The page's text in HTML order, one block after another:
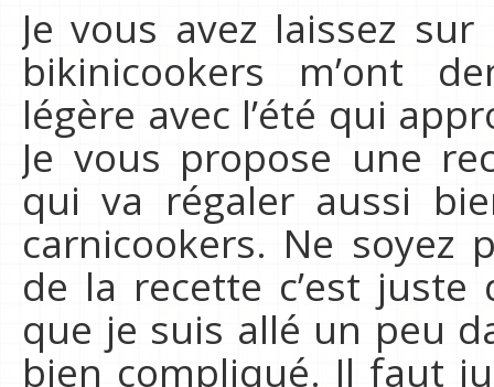
Je vous avez laissez
bikinicookers m’ont
légère avec l’été qui
Je vous propose une
qui va régaler aussi
carnicookers. Ne soyez
de la recette c’est
que je suis allé un peu
bien compliqué. Il faut